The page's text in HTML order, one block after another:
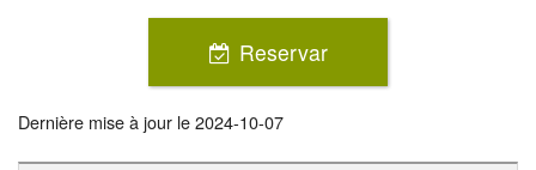
Reservar
Dernière mise à jour le2024-10-07